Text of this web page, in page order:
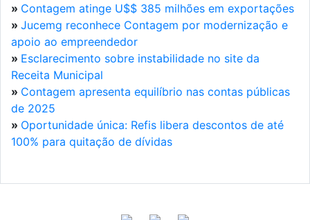
» Contagem atinge U$$ 385 milhões em exportações
» Jucemg reconhece Contagem por modernização e
apoio ao empreendedor
» Esclarecimento sobre instabilidade no site da
Receita Municipal
» Contagem apresenta equilíbrio nas contas públicas
de 2025
» Oportunidade única: Refis libera descontos de até
100% para quitação de dívidas